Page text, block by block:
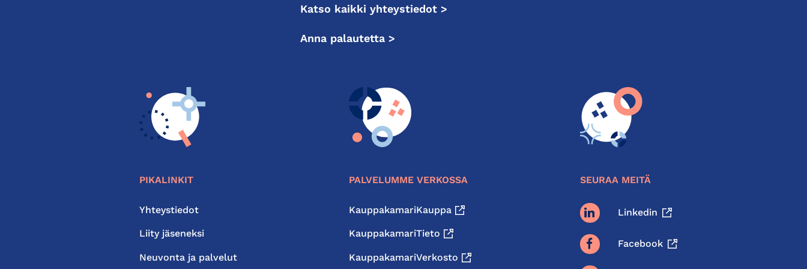
Katso kaikki yhteystiedot >
Anna palautetta >
PIKALINKIT
Yhteystiedot
Liity jäseneksi
Neuvonta ja palvelut
PALVELUMME VERKOSSA
KauppakamariKauppa
KauppakamariTieto
KauppakamariVerkosto
SEURAA MEITÄ
Linkedin
Facebook